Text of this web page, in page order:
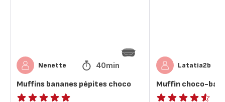
Nenette 40min
Muffins bananes pépites choco
Latatia2b
Muffin choco-